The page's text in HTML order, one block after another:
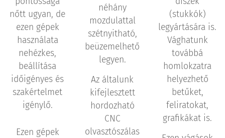
nőtt ugyan, de
ezen gépek
használata
nehézkes,
beállítása
időigényes és
szakértelmet
igénylő.
Ezen gépek
néhány
mozdulattal
szétnyitható,
beüzemelhető
legyen.
Az általunk
kifejlesztett
hordozható
CNC
olvasztószálas
(stukkók)
legyártására is.
Vághatunk
továbbá
homlokzatra
helyezhető
betűket,
feliratokat,
grafikákat is.